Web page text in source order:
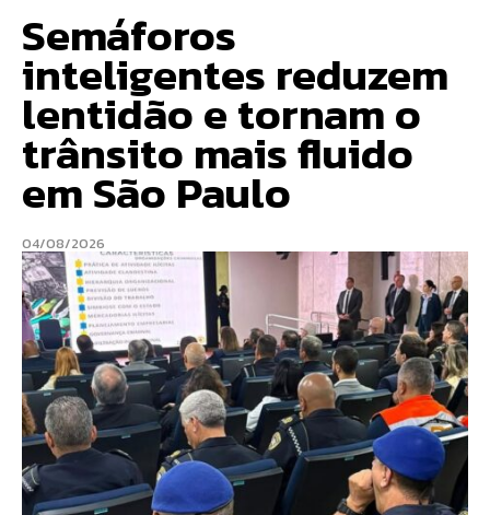
Semáforos
inteligentes reduzem
lentidão e tornam o
trânsito mais fluido
em São Paulo
04/08/2026